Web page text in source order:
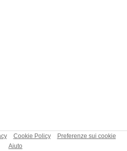
Cookie Policy
Preferenze sui cookie
Aiuto